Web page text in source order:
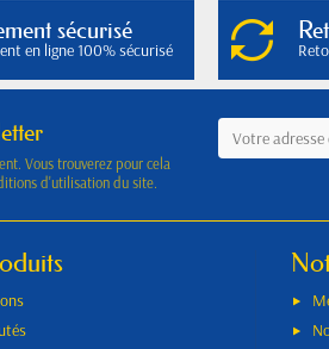
sécurisé
en ligne 100% sécurisé
Vous trouverez pour cela
d'utilisation du site.